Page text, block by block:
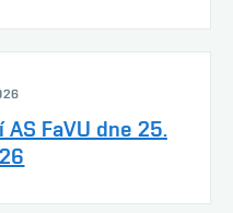
FaVU dne 25.